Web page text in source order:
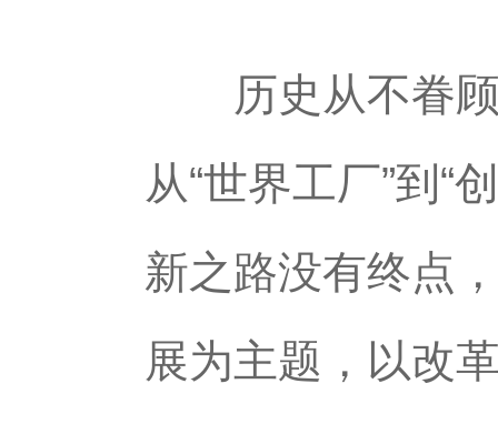
历史从不眷顾
从“世界工厂”到“
新之路没有终点
展为主题，以改